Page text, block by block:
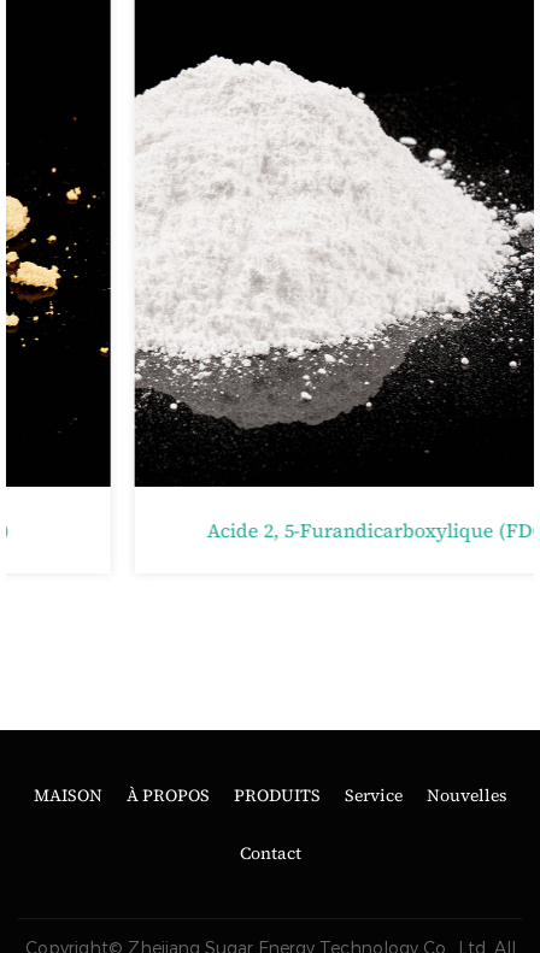
Acide 2, 5-Furandicarboxylique (FDCA)
MAISON À PROPOS PRODUITS Service Nouvelles
Contact
Copyright© Zhejiang Sugar Energy Technology Co., Ltd. All